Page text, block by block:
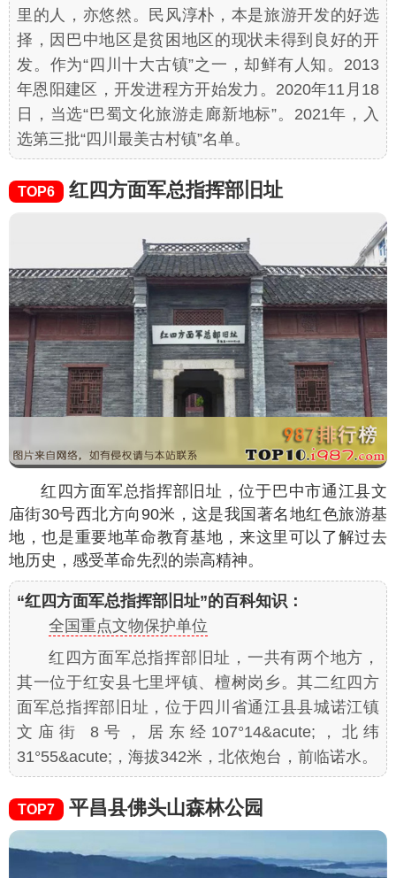
里的人，亦悠然。民风淳朴，本是旅游开发的好选
择，因巴中地区是贫困地区的现状未得到良好的开
发。作为“四川十大古镇”之一，却鲜有人知。2013
年恩阳建区，开发进程方开始发力。2020年11月18
日，当选“巴蜀文化旅游走廊新地标”。2021年，入
选第三批“四川最美古村镇”名单。
TOP6 红四方面军总指挥部旧址
红四方面军总指挥部旧址，位于巴中市通江县文
庙街30号西北方向90米，这是我国著名地红色旅游基
地，也是重要地革命教育基地，来这里可以了解过去
地历史，感受革命先烈的崇高精神。
“红四方面军总指挥部旧址”的百科知识：
全国重点文物保护单位
红四方面军总指挥部旧址，一共有两个地方，
其一位于红安县七里坪镇、檀树岗乡。其二红四方
面军总指挥部旧址，位于四川省通江县县城诺江镇
文庙街 8号，居东经107°14&acute;，北纬
31°55&acute;，海拔342米，北依炮台，前临诺水。
TOP7 平昌县佛头山森林公园